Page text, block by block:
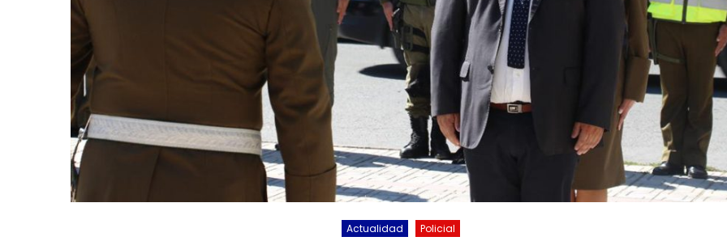
Actualidad Policial